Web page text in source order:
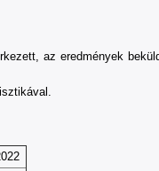
az eredmények